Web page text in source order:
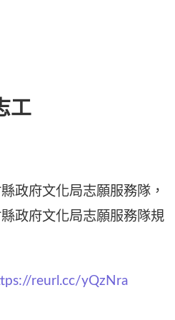
工
政府文化局志願服務隊，
政府文化局志願服務隊規
reurl.cc/yQzNra